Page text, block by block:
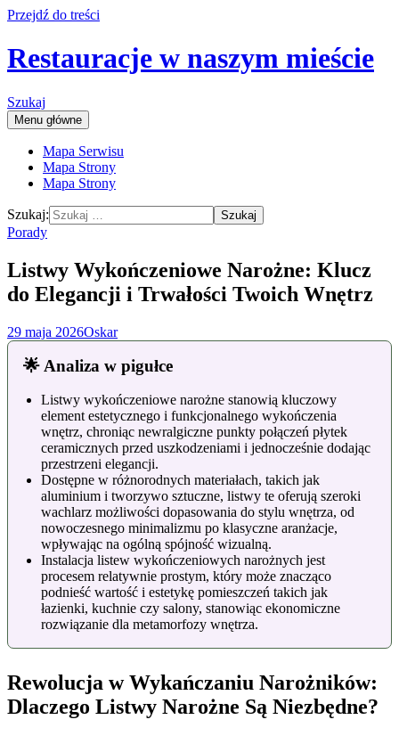
Przejdź do treści
Restauracje w naszym mieście
Szukaj
Menu główne
Mapa Serwisu
Mapa Strony
Mapa Strony
Szukaj:
Porady
Listwy Wykończeniowe Narożne: Klucz
do Elegancji i Trwałości Twoich Wnętrz
29 maja 2026Oskar
🌟 Analiza w pigułce
Listwy wykończeniowe narożne stanowią kluczowy
element estetycznego i funkcjonalnego wykończenia
wnętrz, chroniąc newralgiczne punkty połączeń płytek
ceramicznych przed uszkodzeniami i jednocześnie dodając
przestrzeni elegancji.
Dostępne w różnorodnych materiałach, takich jak
aluminium i tworzywo sztuczne, listwy te oferują szeroki
wachlarz możliwości dopasowania do stylu wnętrza, od
nowoczesnego minimalizmu po klasyczne aranżacje,
wpływając na ogólną spójność wizualną.
Instalacja listew wykończeniowych narożnych jest
procesem relatywnie prostym, który może znacząco
podnieść wartość i estetykę pomieszczeń takich jak
łazienki, kuchnie czy salony, stanowiąc ekonomiczne
rozwiązanie dla metamorfozy wnętrza.
Rewolucja w Wykańczaniu Narożników:
Dlaczego Listwy Narożne Są Niezbędne?